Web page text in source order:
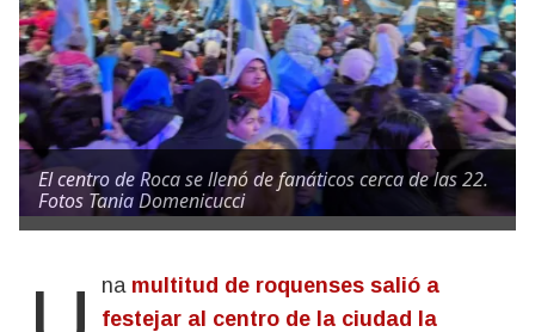
El centro de Roca se llenó de fanáticos cerca de las 22.
Fotos Tania Domenicucci
Una multitud de roquenses salió a
festejar al centro de la ciudad la